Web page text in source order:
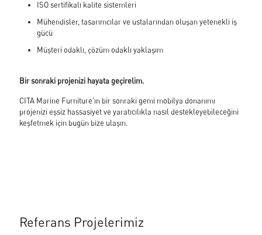
ISO sertifikalı kalite sistemleri
Mühendisler, tasarımcılar ve ustalarından oluşan yetenekli iş
gücü
Müşteri odaklı, çözüm odaklı yaklaşım
Bir sonraki projenizi hayata geçirelim.
CITA Marine Furniture'ın bir sonraki gemi mobilya donanımı
projenizi eşsiz hassasiyet ve yaratıcılıkla nasıl destekleyebileceğini
keşfetmek için bugün bize ulaşın.
Referans Projelerimiz